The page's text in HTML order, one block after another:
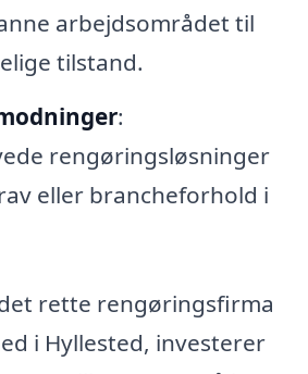
arbejdsområdet til
tilstand.
:
rengøringsløsninger
eller brancheforhold i
rette rengøringsfirma
i Hyllested, investerer